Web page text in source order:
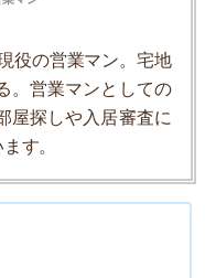
役の営業マン。宅地
。営業マンとしての
屋探しや入居審査に
す。